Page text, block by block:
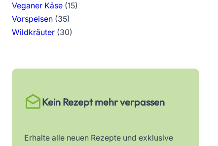
Veganer Käse(15)
Vorspeisen(35)
Wildkräuter(30)
Kein Rezept mehr verpassen
Erhalte alle neuen Rezepte und exklusive